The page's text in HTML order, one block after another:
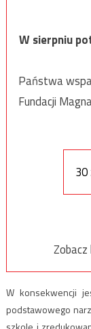
W sierpniu
Państwa
Fundacji
30
W konsekwencji
podstawowego